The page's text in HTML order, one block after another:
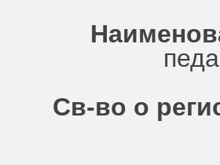
Св-во о